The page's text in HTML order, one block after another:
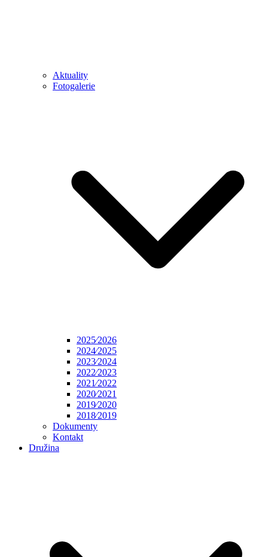
Aktuality
Fotogalerie
2025⁄2026
2024⁄2025
2023⁄2024
2022⁄2023
2021⁄2022
2020⁄2021
2019⁄2020
2018⁄2019
Dokumenty
Kontakt
Družina